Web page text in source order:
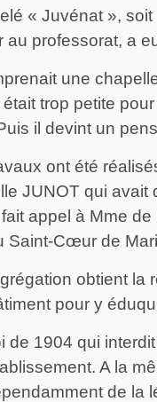
« Juvénat »,
au professorat, a
une
était trop petite
il devint un
ont été
JUNOT qui
appel à Mme
Saint-Cœur de
obtient la
pour y
de 1904 qui
A la
de la